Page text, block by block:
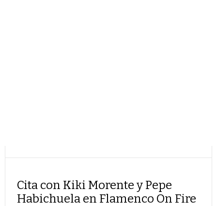
Cita con Kiki Morente y Pepe
Habichuela en Flamenco On Fire